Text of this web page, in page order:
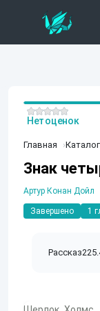
Главная Каталог
Знак
Артур Конан Дойл
Завершено 1
Рассказ
Нет оценок